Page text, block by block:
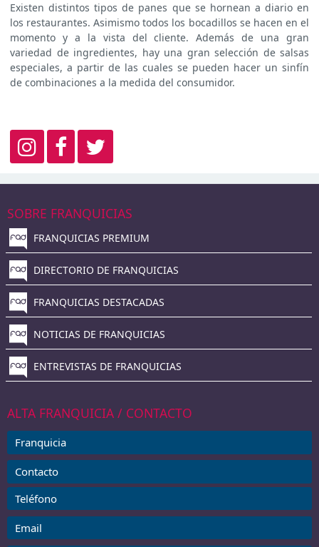
Existen distintos tipos de panes que se hornean a diario en
los restaurantes. Asimismo todos los bocadillos se hacen en el
momento y a la vista del cliente. Además de una gran
variedad de ingredientes, hay una gran selección de salsas
especiales, a partir de las cuales se pueden hacer un sinfín
de combinaciones a la medida del consumidor.
SOBRE FRANQUICIAS
FRANQUICIAS PREMIUM
DIRECTORIO DE FRANQUICIAS
FRANQUICIAS DESTACADAS
NOTICIAS DE FRANQUICIAS
ENTREVISTAS DE FRANQUICIAS
ALTA FRANQUICIA / CONTACTO